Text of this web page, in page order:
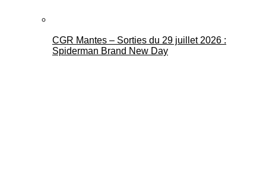
CGR Mantes – Sorties du 29 juillet 2026 :
Spiderman Brand New Day